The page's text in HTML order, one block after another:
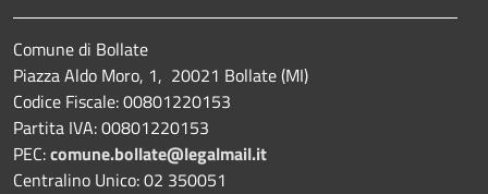
Comune di Bollate
Piazza Aldo Moro, 1, 20021 Bollate (MI)
Codice Fiscale: 00801220153
Partita IVA: 00801220153
PEC:comune.bollate@legalmail.it
Centralino Unico: 02 350051